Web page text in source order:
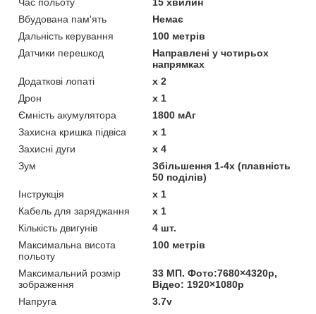
Вбудована пам'ять
Немає
Дальність керування
100 метрів
Датчики перешкод
Направлені у чотирьох
напрямках
Додаткові лопаті
х 2
Дрон
х 1
Ємність акумулятора
1800 мАг
Захисна кришка підвіса
х 1
Захисні дуги
х 4
Зум
Збільшення 1-4x (плавність
50 поділів)
Інструкція
х 1
Кабель для заряджання
х 1
Кількість двигунів
4 шт.
Максимальна висота
польоту
100 метрів
Максимальний розмір
зображення
33 МП. Фото:7680×4320p,
Відео: 1920×1080p
Напруга
3.7v